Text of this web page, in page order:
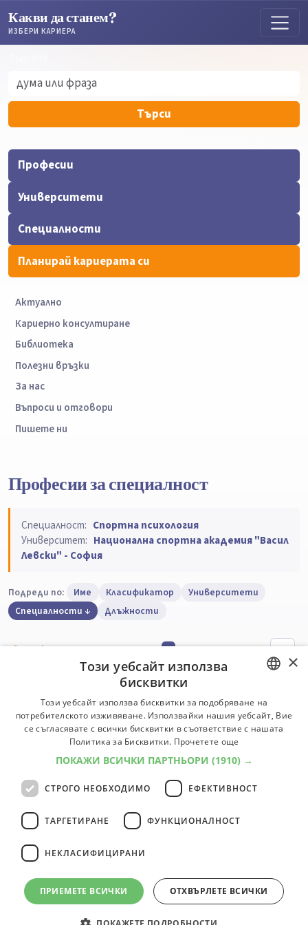
Какви да станем?
ИЗБЕРИ КАРИЕРА
Търси
Професии
Университети
Специалности
Планирай кариерата си
Актуално
Кариерно консултиране
Библиотека
Полезни връзки
За нас
Въпроси и отговори
Пишете ни
Професии за специалност
Специалност: Спортна психология
Университет: Национална спортна академия "Васил
Левски" - София
Подреди по: Име Класификатор
Университети
Специалности
Длъжности
1професии 1
възпитание и спорт
Съвременният спорт е многостранно обществено
явление и сфера на човешката дейност, която се
характеризира със специализирана система от
Университети:6Специалности: 19
професии
BULGARIAN
ENGLISH
×
Този уебсайт използва
бисквитки
Този уебсайт използва бисквитки за подобряване на
потребителското изживяване. Използвайки нашия уебсайт, Вие
се съгласявате с всички бисквитки в съответствие с нашата
Политика за Бисквитки. Прочетете още
ПОКАЖИ ВСИЧКИ ПАРТНЬОРИ (1910) →
СТРОГО НЕОБХОДИМО ЕФЕКТИВНОСТ
ТАРГЕТИРАНЕ ФУНКЦИОНАЛНОСТ
НЕКЛАСИФИЦИРАНИ
ПРИЕМЕТЕ ВСИЧКИ ОТХВЪРЛЕТЕ ВСИЧКИ